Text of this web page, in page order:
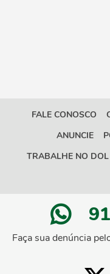
FALE CONOSCO
ANUNCIE
TRABALHE NO DOL
Faça sua denúncia